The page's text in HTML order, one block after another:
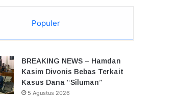
Populer
BREAKING NEWS – Hamdan
Kasim Divonis Bebas Terkait
Kasus Dana “Siluman”
5 Agustus 2026